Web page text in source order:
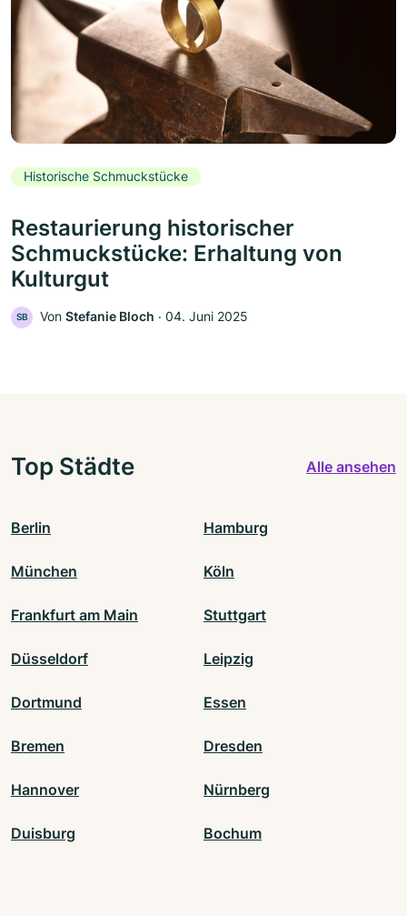
Historische Schmuckstücke
Restaurierung historischer
Schmuckstücke: Erhaltung von
Kulturgut
SB Von Stefanie Bloch ‧ 04. Juni 2025
Top Städte Alle ansehen
Berlin Hamburg
München Köln
Frankfurt am Main Stuttgart
Düsseldorf Leipzig
Dortmund Essen
Bremen Dresden
Hannover Nürnberg
Duisburg Bochum